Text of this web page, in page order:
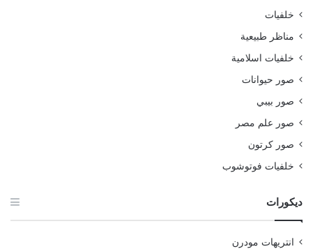
خلفيات
مناظر طبيعية
خلفيات اسلامية
صور حيوانات
صور بيبي
صور علم مصر
صور كرتون
خلفيات فوتوشوب
ديكورات
انتريهات مودرن